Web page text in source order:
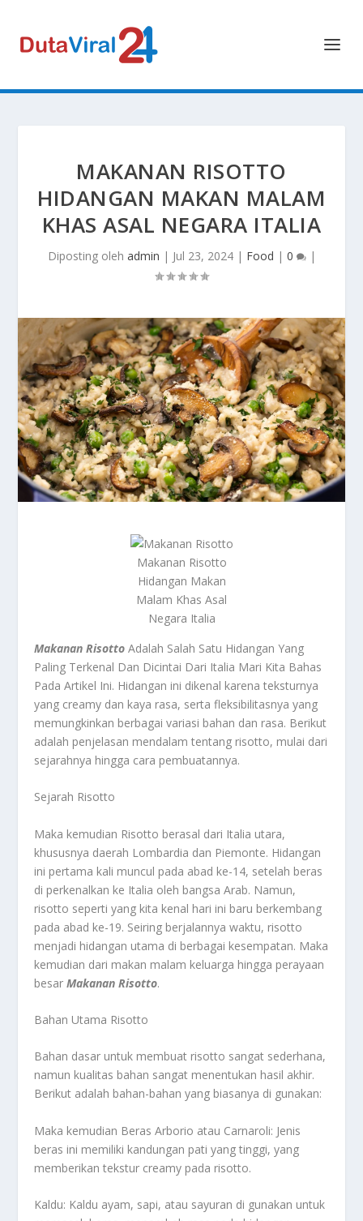
MAKANAN RISOTTO
HIDANGAN MAKAN MALAM
KHAS ASAL NEGARA ITALIA
Diposting oleh admin | Jul 23, 2024| Food | 0 |
Makanan Risotto
Hidangan Makan
Malam Khas Asal
Negara Italia
Makanan Risotto Adalah Salah Satu Hidangan Yang
Paling Terkenal Dan Dicintai Dari Italia Mari Kita Bahas
Pada Artikel Ini. Hidangan ini dikenal karena teksturnya
yang creamy dan kaya rasa, serta fleksibilitasnya yang
memungkinkan berbagai variasi bahan dan rasa. Berikut
adalah penjelasan mendalam tentang risotto, mulai dari
sejarahnya hingga cara pembuatannya.
Sejarah Risotto
Maka kemudian Risotto berasal dari Italia utara,
khususnya daerah Lombardia dan Piemonte. Hidangan
ini pertama kali muncul pada abad ke-14, setelah beras
di perkenalkan ke Italia oleh bangsa Arab. Namun,
risotto seperti yang kita kenal hari ini baru berkembang
pada abad ke-19. Seiring berjalannya waktu, risotto
menjadi hidangan utama di berbagai kesempatan. Maka
kemudian dari makan malam keluarga hingga perayaan
besar Makanan Risotto.
Bahan Utama Risotto
Bahan dasar untuk membuat risotto sangat sederhana,
namun kualitas bahan sangat menentukan hasil akhir.
Berikut adalah bahan-bahan yang biasanya di gunakan:
Maka kemudian Beras Arborio atau Carnaroli: Jenis
beras ini memiliki kandungan pati yang tinggi, yang
memberikan tekstur creamy pada risotto.
Kaldu: Kaldu ayam, sapi, atau sayuran di gunakan untuk